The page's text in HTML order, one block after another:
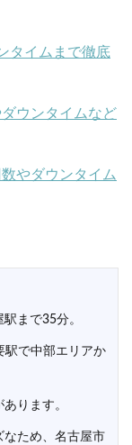
タイムまで徹底
ウンタイムなど
やダウンタイム
まで35分。
駅で中部エリアか
ります。
なため、名古屋市